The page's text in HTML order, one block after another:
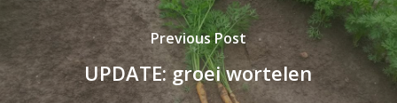
Previous Post
UPDATE: groei wortelen